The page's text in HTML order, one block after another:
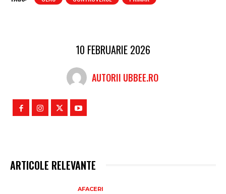
10 FEBRUARIE 2026
AUTORII UBBEE.RO
ARTICOLE RELEVANTE
AFACERI